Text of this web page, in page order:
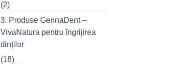
(2)
3. Produse GennaDent –
VivaNatura pentru îngrijirea
dinților
(18)